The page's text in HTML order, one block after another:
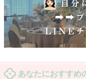
あなたにおすすめ